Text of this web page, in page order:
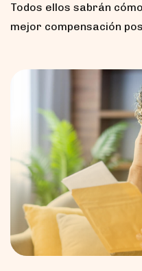
Todos ellos sabrán
mejor compensación